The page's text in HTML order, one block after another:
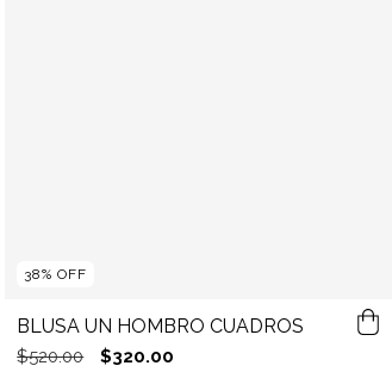
38%OFF
BLUSA UN HOMBRO CUADROS
$520.00 $320.00